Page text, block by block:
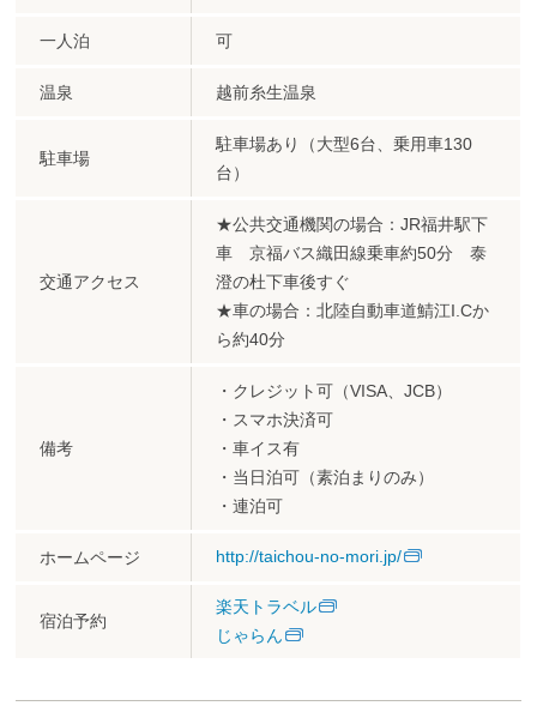
一人泊 可
温泉 越前糸生温泉
駐車場
駐車場あり（大型6台、乗用車130
台）
交通アクセス
★公共交通機関の場合：JR福井駅下
車 京福バス織田線乗車約50分 泰
澄の杜下車後すぐ
★車の場合：北陸自動車道鯖江I.Cか
ら約40分
備考
・クレジット可（VISA、JCB）
・スマホ決済可
・車イス有
・当日泊可（素泊まりのみ）
・連泊可
ホームページ http://taichou-no-mori.jp/
宿泊予約
楽天トラベル
じゃらん